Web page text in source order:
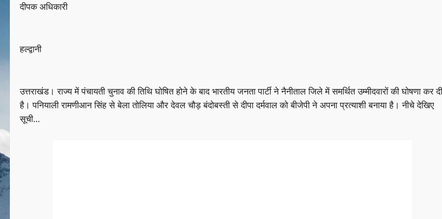
दीपक अधिकारी
हल्द्वानी
उत्तराखंड। राज्य में पंचायती चुनाव की तिथि घोषित होने के बाद भारतीय जनता पार्टी ने नैनीताल जिले में समर्थित उम्मीदवारों की घोषणा कर दी
है। पनियाली रामणीआन सिंह से बेला तोलिया और देवल चौड़ बंदोबस्ती से दीपा दर्मवाल को बीजेपी ने अपना प्रत्याशी बनाया है। नीचे देखिए
सूची…